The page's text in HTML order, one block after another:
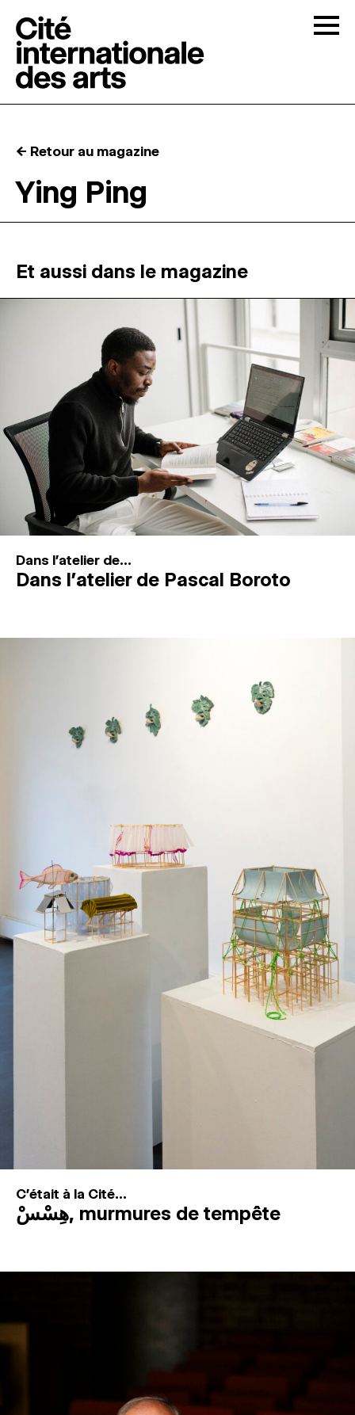
RÉSIDENCES ↓
ATELIERS OUVERTS
ESPACES DE PRATIQUE ARTISTIQUE ↓
Recherche
Connexion
↓
← Retour au magazine
Ying Ping
Et aussi dans le magazine
Dans l'atelier de...
Dans l’atelier de Pascal Boroto
C'était à la Cité...
هِسْسْ, murmures de tempête